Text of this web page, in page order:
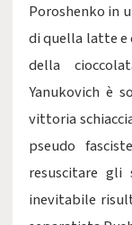
Poroshenko in
di quella latte e
della
Yanukovich è
vittoria
pseudo
resuscitare
inevitabile